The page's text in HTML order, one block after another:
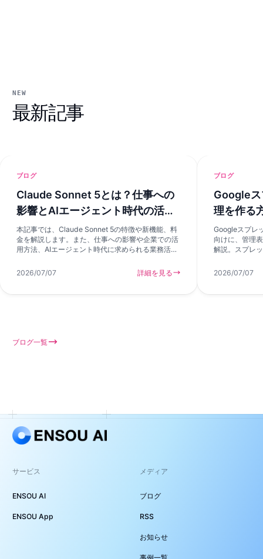
NEW
最新記事
ブログ
Claude Sonnet 5とは？仕事への
影響とAIエージェント時代の活用
方法を解説
本記事では、Claude Sonnet 5の特徴や新機能、料
金を解説します。また、仕事への影響や企業での活
用方法、AIエージェント時代に求められる業務活用
2026/07/07
詳細を見る
ブログ
Googleス
理を作る
選択肢
Googleスプレ
向けに、管理
解説。スプレ
ます。
2026/07/07
ブログ一覧
サービス
ENSOU AI
ENSOU App
メディア
ブログ
RSS
お知らせ